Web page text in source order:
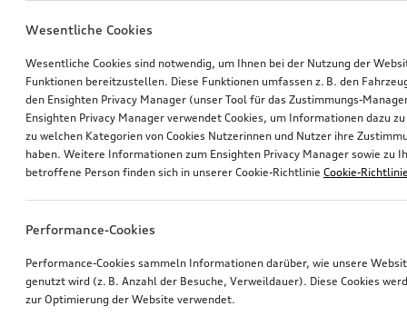
Wesentliche Cookies
Wesentliche Cookies sind notwendig, um Ihnen bei der Nutzung der
Funktionen bereitzustellen. Diese Funktionen umfassen z. B. den
den Ensighten Privacy Manager (unser Tool für das Zustimmungs-
Ensighten Privacy Manager verwendet Cookies, um Informationen dazu
zu welchen Kategorien von Cookies Nutzerinnen und Nutzer ihre
haben. Weitere Informationen zum Ensighten Privacy Manager sowie zu
betroffene Person finden sich in unserer Cookie-Richtlinie Cookie-
Performance-Cookies
Performance-Cookies sammeln Informationen darüber, wie unsere
genutzt wird (z. B. Anzahl der Besuche, Verweildauer). Diese Cookies
zur Optimierung der Website verwendet.